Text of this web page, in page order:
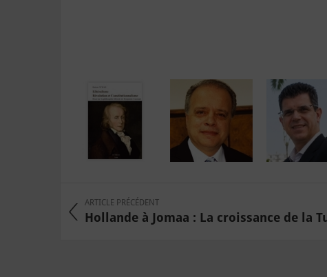
ARTICLE PRÉCÉDENT
Hollande à Jomaa : La croissance de la